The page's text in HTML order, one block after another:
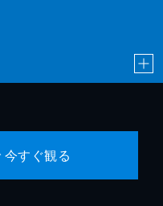
すぐ観る